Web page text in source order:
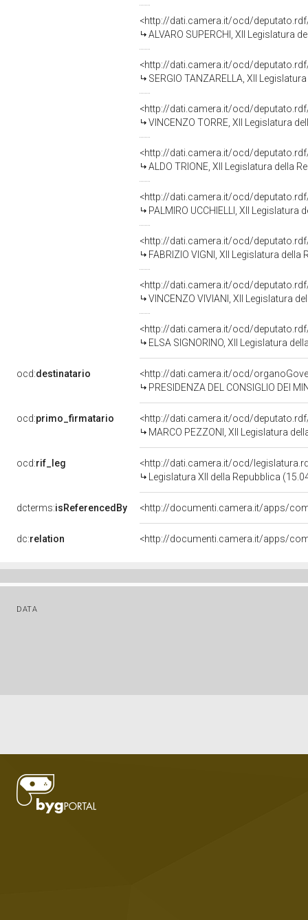
<http://dati.camera.it/ocd/
ALVARO SUPERCHI, XII Legislatura
<http://dati.camera.it/ocd/
SERGIO TANZARELLA, XII
<http://dati.camera.it/ocd/
VINCENZO TORRE, XII Legislatura
<http://dati.camera.it/ocd/
ALDO TRIONE, XII Legislatura della
<http://dati.camera.it/ocd/
PALMIRO UCCHIELLI, XII Legislatura
<http://dati.camera.it/ocd/
FABRIZIO VIGNI, XII Legislatura della
<http://dati.camera.it/ocd/
VINCENZO VIVIANI, XII Legislatura
<http://dati.camera.it/ocd/
ELSA SIGNORINO, XII Legislatura
ocd:destinatario
<http://dati.camera.it/ocd/
PRESIDENZA DEL CONSIGLIO DEI
ocd:primo_firmatario
<http://dati.camera.it/ocd/
MARCO PEZZONI, XII Legislatura
ocd:rif_leg
<http://dati.camera.it/ocd/
Legislatura XII della Repubblica
dcterms:isReferencedBy
dc:relation
DATA